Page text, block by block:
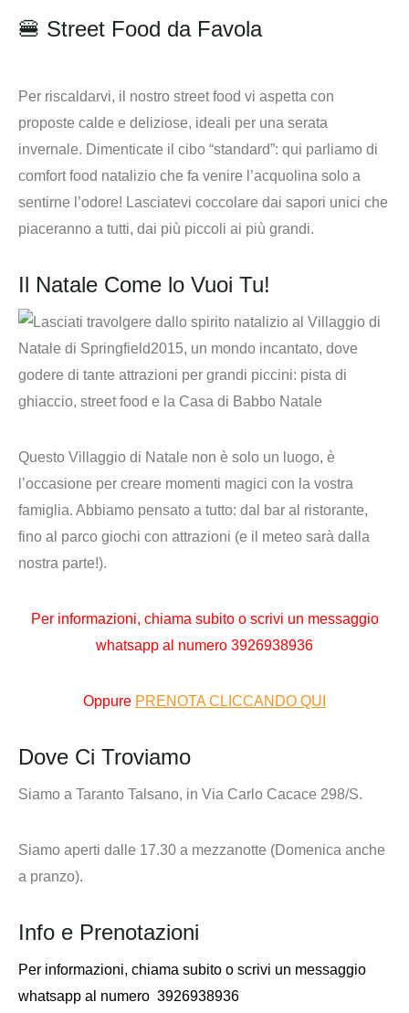
🍔 Street Food da Favola
Per riscaldarvi, il nostro street food vi aspetta con
proposte calde e deliziose, ideali per una serata
invernale. Dimenticate il cibo “standard”: qui parliamo di
comfort food natalizio che fa venire l’acquolina solo a
sentirne l’odore! Lasciatevi coccolare dai sapori unici che
piaceranno a tutti, dai più piccoli ai più grandi.
Il Natale Come lo Vuoi Tu!
Questo Villaggio di Natale non è solo un luogo, è
l’occasione per creare momenti magici con la vostra
famiglia. Abbiamo pensato a tutto: dal bar al ristorante,
fino al parco giochi con attrazioni (e il meteo sarà dalla
nostra parte!).
Per informazioni, chiama subito o scrivi un messaggio
whatsapp al numero 3926938936
Oppure PRENOTA CLICCANDO QUI
Dove Ci Troviamo
Siamo a Taranto Talsano, in Via Carlo Cacace 298/S.
Siamo aperti dalle 17.30 a mezzanotte (Domenica anche
a pranzo).
Info e Prenotazioni
Per informazioni, chiama subito o scrivi un messaggio
whatsapp al numero 3926938936